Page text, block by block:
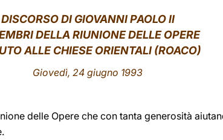
DISCORSO DI GIOVANNI PAOLO II
DELLA RIUNIONE DELLE OPERE
ALLE CHIESE ORIENTALI (ROACO)
Giovedì, 24 giugno 1993
delle Opere che con tanta generosità